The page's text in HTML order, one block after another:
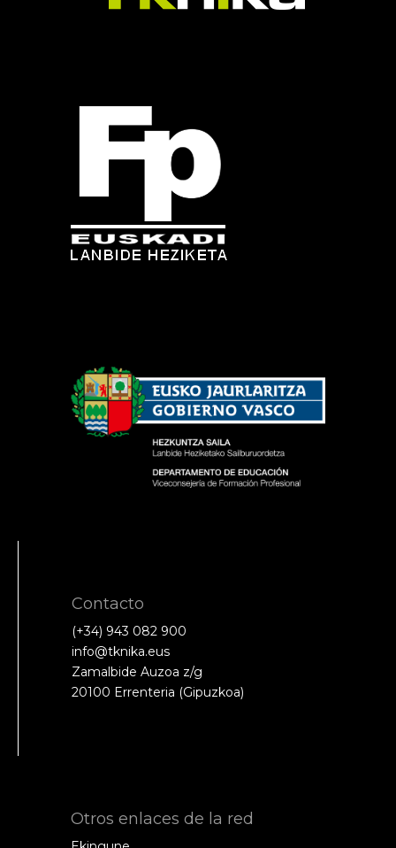
Contacto
(+34) 943 082 900
info@tknika.eus
Zamalbide Auzoa z/g
20100 Errenteria (Gipuzkoa)
Otros enlaces de la red